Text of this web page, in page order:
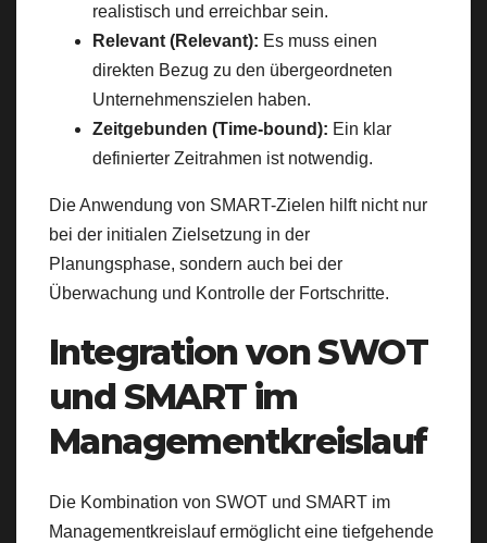
realistisch und erreichbar sein.
Relevant (Relevant): Es muss einen
direkten Bezug zu den übergeordneten
Unternehmenszielen haben.
Zeitgebunden (Time-bound): Ein klar
definierter Zeitrahmen ist notwendig.
Die Anwendung von SMART-Zielen hilft nicht nur
bei der initialen Zielsetzung in der
Planungsphase, sondern auch bei der
Überwachung und Kontrolle der Fortschritte.
Integration von SWOT
und SMART im
Managementkreislauf
Die Kombination von SWOT und SMART im
Managementkreislauf ermöglicht eine tiefgehende